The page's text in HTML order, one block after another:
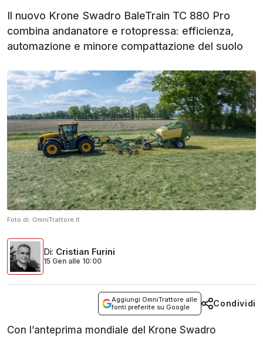
Il nuovo Krone Swadro BaleTrain TC 880 Pro
combina andanatore e rotopressa: efficienza,
automazione e minore compattazione del suolo
Foto di: OmniTrattore.it
Di: Cristian Furini
15 Gen alle 10:00
Aggiungi OmniTrattore alle
fonti preferite su Google
Condividi
Con l’anteprima mondiale del Krone Swadro